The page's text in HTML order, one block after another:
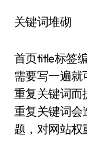
关键词堆砌
首页title标签
需要写一遍
重复关键词而
重复关键词会
题，对网站权